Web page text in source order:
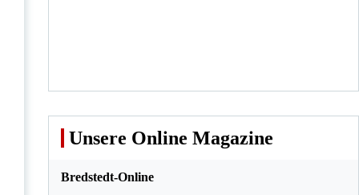
Unsere Online Magazine
Bredstedt-Online